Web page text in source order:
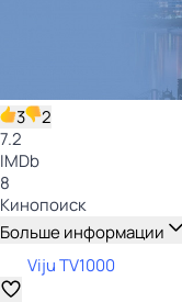
3
2
7.2
IMDb
8
Кинопоиск
Больше информации
Viju TV1000